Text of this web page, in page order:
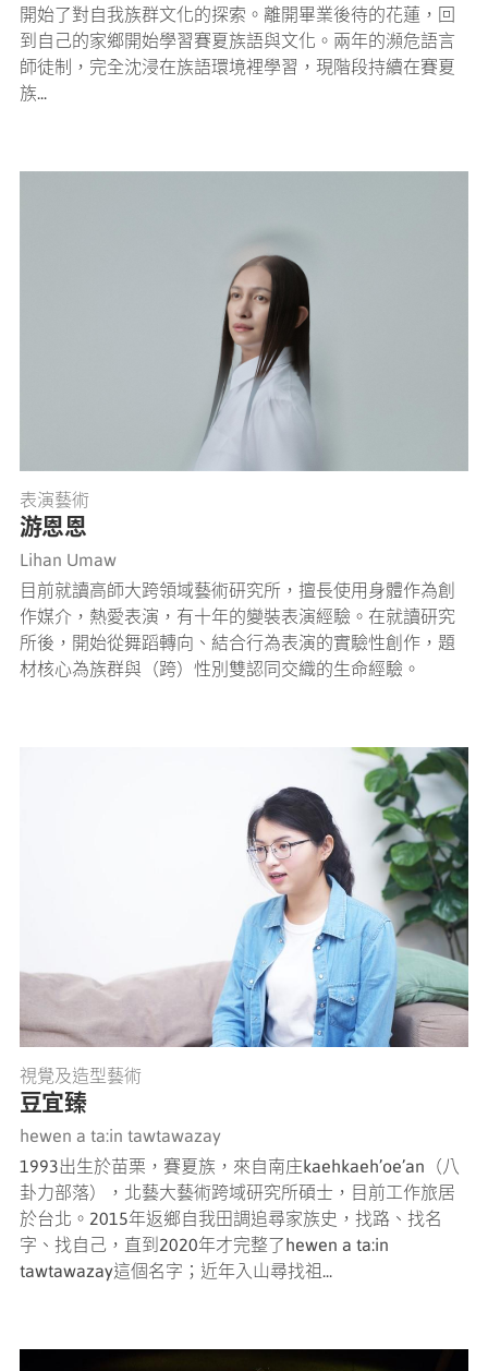
開始了對自我族群文化的探索。離開畢業後待的花蓮，回
到自己的家鄉開始學習賽夏族語與文化。兩年的瀕危語言
師徒制，完全沈浸在族語環境裡學習，現階段持續在賽夏
族...
表演藝術
游恩恩
Lihan Umaw
目前就讀高師大跨領域藝術研究所，擅長使用身體作為創
作媒介，熱愛表演，有十年的變裝表演經驗。在就讀研究
所後，開始從舞蹈轉向、結合行為表演的實驗性創作，題
材核心為族群與（跨）性別雙認同交織的生命經驗。
視覺及造型藝術
豆宜臻
hewen a ta:in tawtawazay
1993出生於苗栗，賽夏族，來自南庄kaehkaeh’oe’an（八
卦力部落），北藝大藝術跨域研究所碩士，目前工作旅居
於台北。2015年返鄉自我田調追尋家族史，找路、找名
字、找自己，直到2020年才完整了hewen a ta:in
tawtawazay這個名字；近年入山尋找祖...